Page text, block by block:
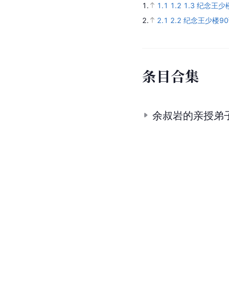
1. 1.1 1.2 1.3 纪念王少
2.
2.1 2.2 纪念王少楼
条目合集
余叔岩的亲授弟